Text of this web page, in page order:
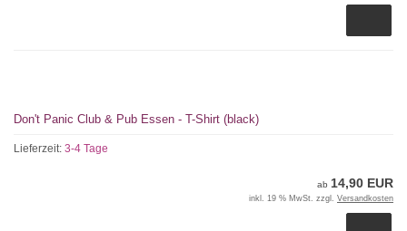
Don't Panic Club & Pub Essen - T-Shirt (black)
Lieferzeit: 3-4 Tage
ab 14,90 EUR
inkl. 19 % MwSt. zzgl. Versandkosten